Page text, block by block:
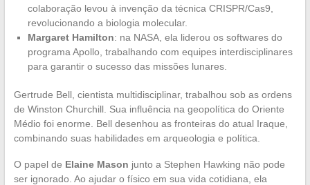
colaboração levou à invenção da técnica CRISPR/Cas9,
revolucionando a biologia molecular.
Margaret Hamilton: na NASA, ela liderou os softwares do
programa Apollo, trabalhando com equipes interdisciplinares
para garantir o sucesso das missões lunares.
Gertrude Bell, cientista multidisciplinar, trabalhou sob as ordens
de Winston Churchill. Sua influência na geopolítica do Oriente
Médio foi enorme. Bell desenhou as fronteiras do atual Iraque,
combinando suas habilidades em arqueologia e política.
O papel de Elaine Mason junto a Stephen Hawking não pode
ser ignorado. Ao ajudar o físico em sua vida cotidiana, ela